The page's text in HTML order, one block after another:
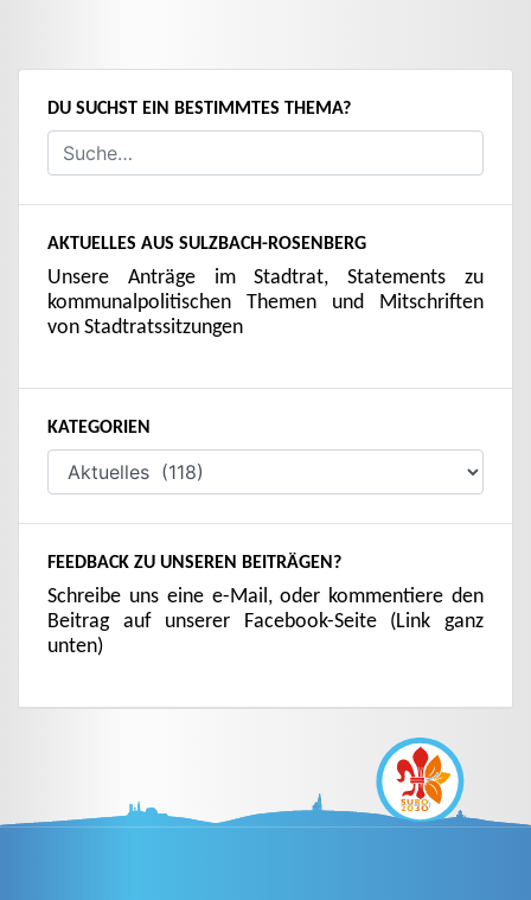
DU SUCHST EIN BESTIMMTES THEMA?
AKTUELLES AUS SULZBACH-ROSENBERG
Unsere Anträge im Stadtrat, Statements zu
kommunalpolitischen Themen und Mitschriften
von Stadtratssitzungen
KATEGORIEN
FEEDBACK ZU UNSEREN BEITRÄGEN?
Schreibe uns eine e-Mail, oder kommentiere den
Beitrag auf unserer Facebook-Seite (Link ganz
unten)